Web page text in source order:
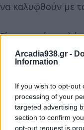
Arcadia938.gr -
Information
If you wish to opt-out
processing of your
targeted advertising
section to confirm
opt-out request is
να καλυφθούν με
Είναι αστείο να
πιστώσεις, με
τετρακοσίων και
Δημοτικές
Τα συνεχιζόμενα